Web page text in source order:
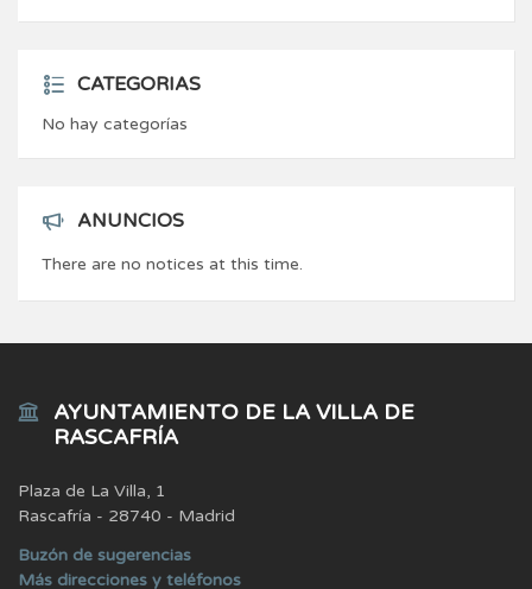
CATEGORIAS
No hay categorías
ANUNCIOS
There are no notices at this time.
AYUNTAMIENTO DE LA VILLA DE
RASCAFRÍA
Plaza de La Villa, 1
Rascafría - 28740 - Madrid
Buzón de sugerencias
Más direcciones y teléfonos